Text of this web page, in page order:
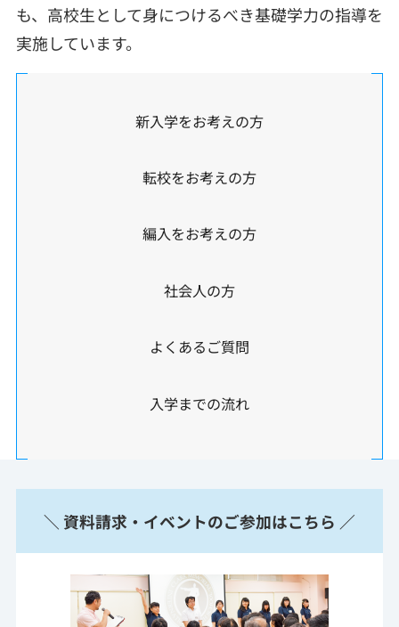
も、高校生として身につけるべき基礎学力の指導を
実施しています。
新入学をお考えの方
転校をお考えの方
編入をお考えの方
社会人の方
よくあるご質問
入学までの流れ
＼ 資料請求・イベントのご参加はこちら ／